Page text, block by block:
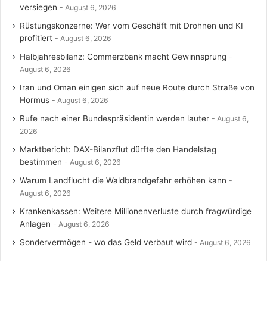
versiegen
August 6, 2026
Rüstungskonzerne: Wer vom Geschäft mit Drohnen und KI
profitiert
August 6, 2026
Halbjahresbilanz: Commerzbank macht Gewinnsprung
August 6, 2026
Iran und Oman einigen sich auf neue Route durch Straße von
Hormus
August 6, 2026
Rufe nach einer Bundespräsidentin werden lauter
August 6,
2026
Marktbericht: DAX-Bilanzflut dürfte den Handelstag
bestimmen
August 6, 2026
Warum Landflucht die Waldbrandgefahr erhöhen kann
August 6, 2026
Krankenkassen: Weitere Millionenverluste durch fragwürdige
Anlagen
August 6, 2026
Sondervermögen - wo das Geld verbaut wird August 6, 2026